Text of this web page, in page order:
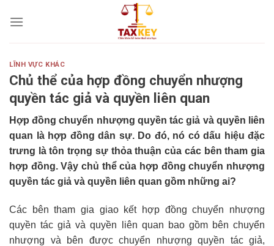
LĨNH VỰC KHÁC
Chủ thể của hợp đồng chuyển nhượng
quyền tác giả và quyền liên quan
Hợp đồng chuyển nhượng quyền tác giả và quyền liên
quan là hợp đồng dân sự. Do đó, nó có dấu hiệu đặc
trưng là tôn trọng sự thỏa thuận của các bên tham gia
hợp đồng. Vậy chủ thể của hợp đồng chuyển nhượng
quyền tác giả và quyền liên quan gồm những ai?
Các bên tham gia giao kết hợp đồng chuyển nhượng
quyền tác giả và quyền liên quan bao gồm bên chuyển
nhượng và bên được chuyển nhượng quyền tác giả,